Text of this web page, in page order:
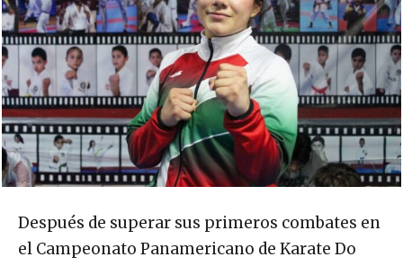
Después de superar sus primeros combates en
el Campeonato Panamericano de Karate Do